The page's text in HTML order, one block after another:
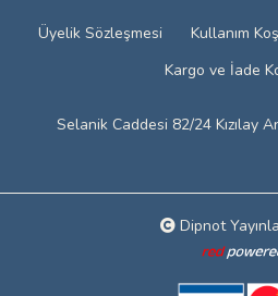
Üyelik Sözleşmesi Kullanım
Kargo ve İade
Selanik Caddesi 82/24 Kızılay
Dipnot